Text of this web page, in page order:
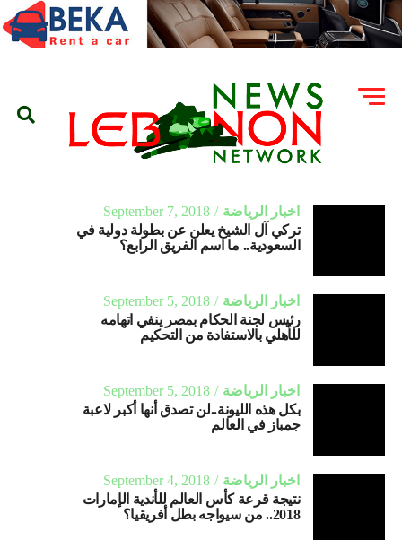
اخبار الرياضة
September 7, 2018
تركي آل الشيخ يعلن عن بطولة دولية في
السعودية.. ما اسم الفريق الرابع؟
اخبار الرياضة
September 5, 2018
رئيس لجنة الحكام بمصر ينفي اتهامه
للأهلي بالاستفادة من التحكيم
اخبار الرياضة
September 5, 2018
بكل هذه الليونة..لن تصدق أنها أكبر لاعبة
جمباز في العالم
اخبار الرياضة
September 4, 2018
نتيجة قرعة كأس العالم للأندية الإمارات
2018.. من سيواجه بطل أفريقيا؟